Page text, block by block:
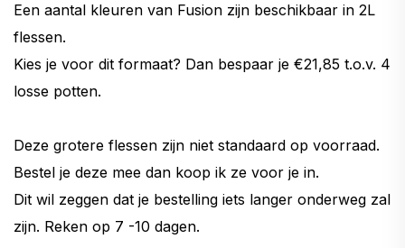
Een aantal kleuren van Fusion zijn beschikbaar in 2L
flessen.
Kies je voor dit formaat? Dan bespaar je €21,85 t.o.v. 4
losse potten.
Deze grotere flessen zijn niet standaard op voorraad.
Bestel je deze mee dan koop ik ze voor je in.
Dit wil zeggen dat je bestelling iets langer onderweg zal
zijn. Reken op 7 -10 dagen.